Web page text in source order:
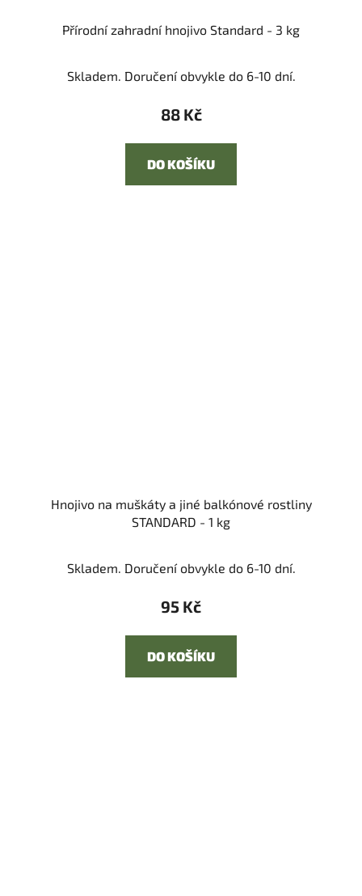
Přírodní zahradní hnojivo Standard - 3 kg
Skladem. Doručení obvykle do 6-10 dní.
88 Kč
DO KOŠÍKU
Hnojivo na muškáty a jiné balkónové rostliny
STANDARD - 1 kg
Skladem. Doručení obvykle do 6-10 dní.
95 Kč
DO KOŠÍKU